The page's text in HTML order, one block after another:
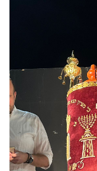
אמר כי שמחת
מיוחדת של
ריגשו את כולנו.
את שיבת יקירינו
בשובם של כל
ומתפללת למען